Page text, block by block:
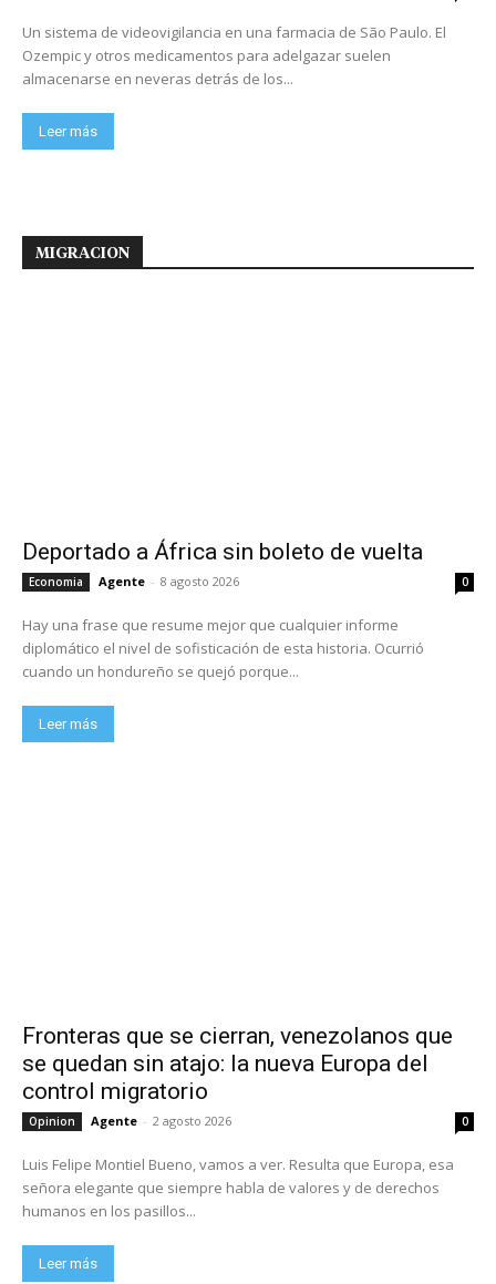
Un sistema de videovigilancia en una farmacia de São Paulo. El
Ozempic y otros medicamentos para adelgazar suelen
almacenarse en neveras detrás de los...
Leer más
MIGRACION
Deportado a África sin boleto de vuelta
Economia Agente - 8 agosto 2026 0
Hay una frase que resume mejor que cualquier informe
diplomático el nivel de sofisticación de esta historia. Ocurrió
cuando un hondureño se quejó porque...
Leer más
Fronteras que se cierran, venezolanos que
se quedan sin atajo: la nueva Europa del
control migratorio
Opinion Agente - 2 agosto 2026 0
Luis Felipe Montiel Bueno, vamos a ver. Resulta que Europa, esa
señora elegante que siempre habla de valores y de derechos
humanos en los pasillos...
Leer más